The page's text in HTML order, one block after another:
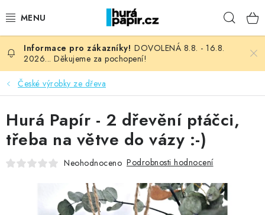
na
NOVINKY
HURÁ DÍLNA
VŠECHNO ZBOŽÍ
KNIHAŘSKÝ MATERIÁL
OBLÍBENÉ ♥️
DOVOLENÁ 8.8. - 16.8.
2026... Děkujeme za pochopení!
České výrobky ze dřeva
Hurá Papír - 2 dřevění ptáčci,
třeba na větve do vázy :-)
Neohodnoceno Podrobnosti hodnocení